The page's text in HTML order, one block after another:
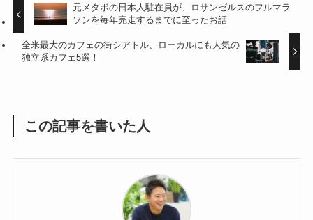
元メタボの日本人駐在員が、ロサンゼルスのフルマラ
ソンを毎年完走するまでに至ったお話
全米最大のカフェの街シアトル、ローカルにも人気の
独立系カフェ5選！
この記事を書いた人